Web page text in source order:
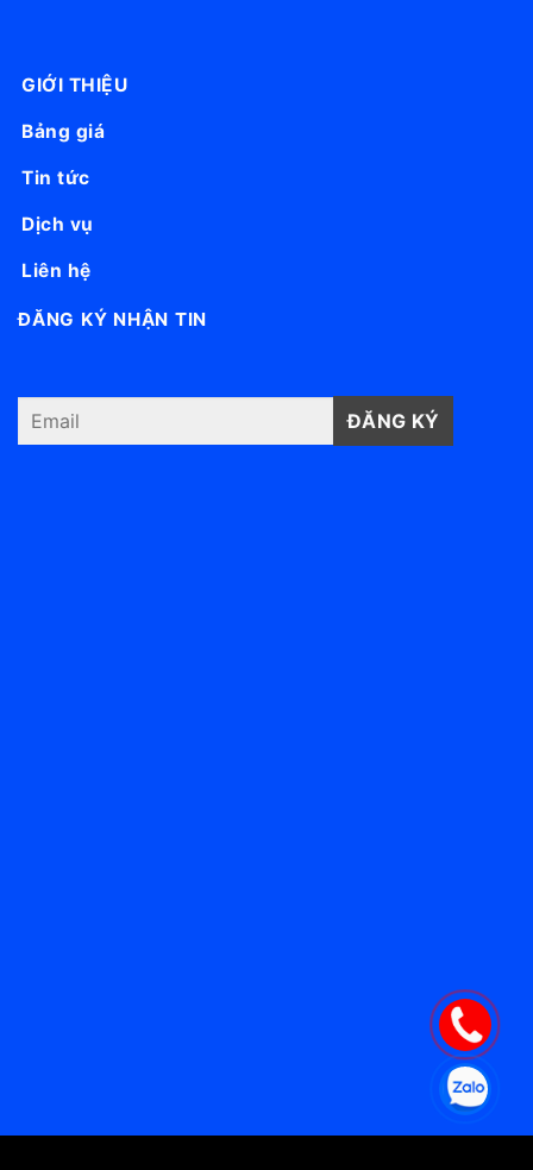
GIỚI THIỆU
Bảng giá
Tin tức
Dịch vụ
Liên hệ
ĐĂNG KÝ NHẬN TIN